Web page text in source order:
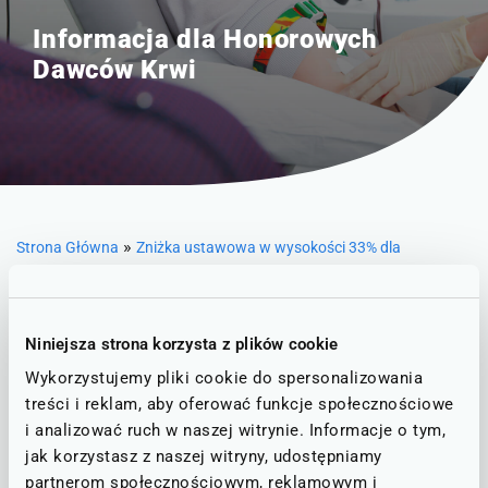
Niniejsza strona korzysta z plików cookie
Wykorzystujemy pliki cookie do spersonalizowania
treści i reklam, aby oferować funkcje społecznościowe
i analizować ruch w naszej witrynie. Informacje o tym,
jak korzystasz z naszej witryny, udostępniamy
partnerom społecznościowym, reklamowym i
Informacja dla Honorowych
Dawców Krwi
Strona Główna » Zniżka ustawowa w wysokości 33% dla
← Powrót do poprzedniej strony
Od 1 lipca 2023 r. nie są wydawane
zaświadczenia z regionalnego
centrum krwiodawstwa,